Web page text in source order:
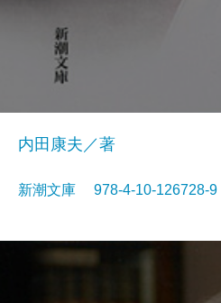
内田康夫／著
新潮文庫 978-4-10-